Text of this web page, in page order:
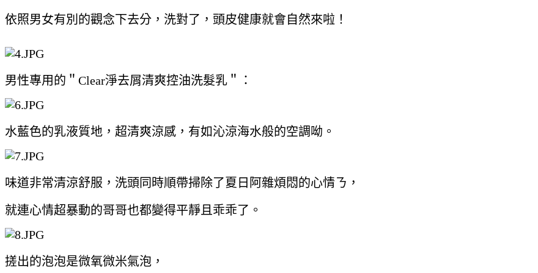
依照男女有別的觀念下去分，洗對了，頭皮健康就會自然來啦！
男性專用的＂Clear淨去屑清爽控油洗髮乳＂：
水藍色的乳液質地，超清爽涼感，有如沁涼海水般的空調呦。
味道非常清涼舒服，洗頭同時順帶掃除了夏日阿雜煩悶的心情ㄋ，
就連心情超暴動的哥哥也都變得平靜且乖乖了。
搓出的泡泡是微氧微米氣泡，